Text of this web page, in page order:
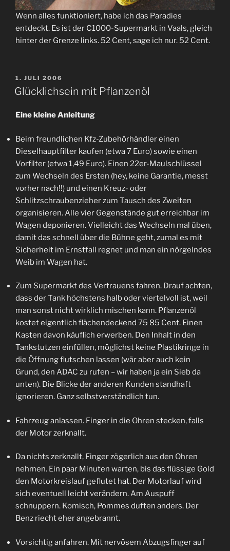
Wenn alles funktioniert, habe ich das Paradies
entdeckt. Es ist der C1000-Supermarkt in Vaals, gleich
hinter der Grenze links. 52 Cent, sage ich nur. 52 Cent.
VERÖFFENTLICHT
AM
1. JULI 2006
Glücklichsein mit Pflanzenöl
Eine kleine Anleitung
Beim freundlichen Kfz-Zubehörhändler einen
Dieselhauptfilter kaufen (etwa 7 Euro) sowie einen
Vorfilter (etwa 1,49 Euro). Einen 22er-Maulschlüssel
zum Wechseln des Ersten (hey, keine Garantie, messt
vorher nach!!) und einen Kreuz- oder
Schlitzschraubenzieher zum Tausch des Zweiten
organisieren. Alle vier Gegenstände gut erreichbar im
Wagen deponieren. Vielleicht das Wechseln mal üben,
damit das schnell über die Bühne geht, zumal es mit
Sicherheit im Ernstfall regnet und man ein nörgelndes
Weib im Wagen hat.
Zum Supermarkt des Vertrauens fahren. Drauf achten,
dass der Tank höchstens halb oder viertelvoll ist, weil
man sonst nicht wirklich mischen kann. Pflanzenöl
kostet eigentlich flächendeckend 75 85 Cent. Einen
Kasten davon käuflich erwerben. Den Inhalt in den
Tankstutzen einfüllen, möglichst keine Plastikringe in
die Öffnung flutschen lassen (wär aber auch kein
Grund, den ADAC zu rufen – wir haben ja ein Sieb da
unten). Die Blicke der anderen Kunden standhaft
ignorieren. Ganz selbstverständlich tun.
Fahrzeug anlassen. Finger in die Ohren stecken, falls
der Motor zerknallt.
Da nichts zerknallt, Finger zögerlich aus den Ohren
nehmen. Ein paar Minuten warten, bis das flüssige Gold
den Motorkreislauf geflutet hat. Der Motorlauf wird
sich eventuell leicht verändern. Am Auspuff
schnuppern. Komisch, Pommes duften anders. Der
Benz riecht eher angebrannt.
Vorsichtig anfahren. Mit nervösem Abzugsfinger auf